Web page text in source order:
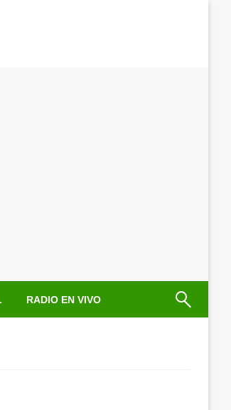
RADIO EN VIVO